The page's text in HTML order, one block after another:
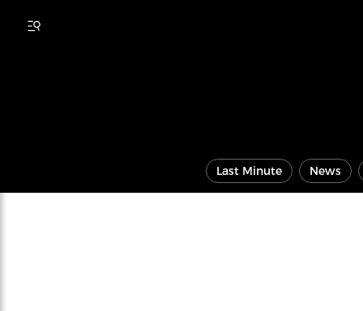
Last Minute News